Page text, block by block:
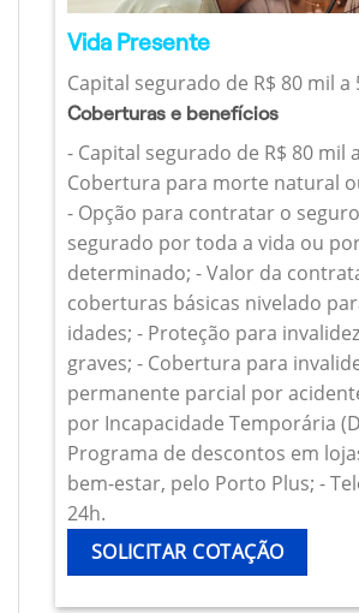
Vida Presente
Capital segurado de R$ 80 mil a
Coberturas e benefícios
- Capital segurado de R$ 80 mil
Cobertura para morte natural
- Opção para contratar o
segurado por toda a vida ou
determinado; - Valor da
coberturas básicas nivelado
idades; - Proteção para
graves; - Cobertura para
permanente parcial por
por Incapacidade Temporária
Programa de descontos em
bem-estar, pelo Porto Plus; -
24h.
SOLICITAR COTAÇÃO